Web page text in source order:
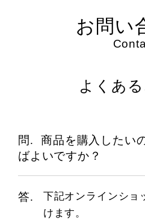
お問い
よくあ
商品を購入したい
ばよいですか？
下記オンラインショ
けます。